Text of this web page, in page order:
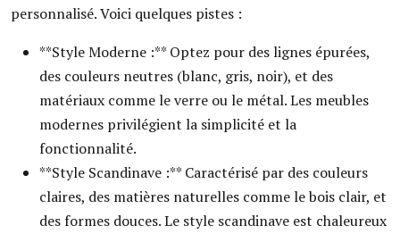
personnalisé. Voici quelques pistes :
**Style Moderne :** Optez pour des lignes épurées,
des couleurs neutres (blanc, gris, noir), et des
matériaux comme le verre ou le métal. Les meubles
modernes privilégient la simplicité et la
fonctionnalité.
**Style Scandinave :** Caractérisé par des couleurs
claires, des matières naturelles comme le bois clair, et
des formes douces. Le style scandinave est chaleureux